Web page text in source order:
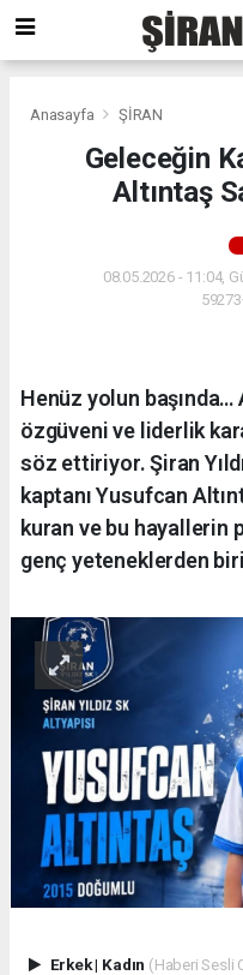
Anasayfa ŞİRAN
Geleceğin
Altıntaş
08.05.2026 - 11:04,
Henüz yolun
özgüveni ve liderlik
söz ettiriyor. Şiran
kaptanı Yusufcan
kuran ve bu hayallerin
genç yeteneklerden
Erkek| Kadın (Haberi Sesli